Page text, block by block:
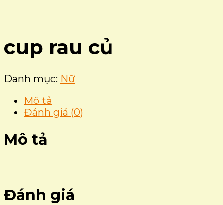
cup rau củ
Danh mục: Nữ
Mô tả
Đánh giá (0)
Mô tả
Đánh giá